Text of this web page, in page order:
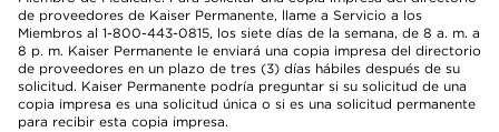
de proveedores de Kaiser Permanente, llame a Servicio a los
Miembros al 1-800-443-0815, los siete días de la semana, de 8 a. m. a
8 p. m. Kaiser Permanente le enviará una copia impresa del directorio
de proveedores en un plazo de tres (3) días hábiles después de su
solicitud. Kaiser Permanente podría preguntar si su solicitud de una
copia impresa es una solicitud única o si es una solicitud permanente
para recibir esta copia impresa.